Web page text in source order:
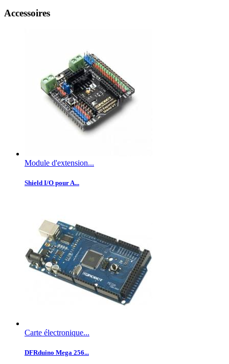
Accessoires
Module d'extension...
Shield I/O pour A...
Carte électronique...
DFRduino Mega 256...